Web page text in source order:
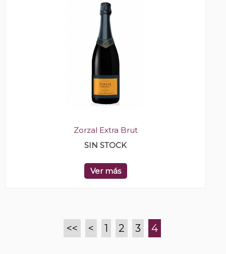
Zorzal Extra Brut
SIN STOCK
Ver más
<< < 1 2 3 4